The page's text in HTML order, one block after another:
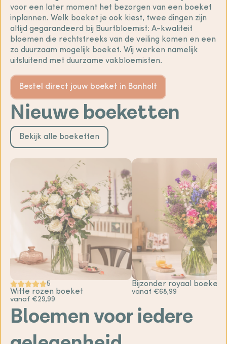
voor een later moment het bezorgen van een boeket
inplannen. Welk boeket je ook kiest, twee dingen zijn
altijd gegarandeerd bij Buurtbloemist: A-kwaliteit
bloemen die rechtstreeks van de veiling komen en een
zo duurzaam mogelijk boeket. Wij werken namelijk
uitsluitend met duurzame vakbloemisten.
Bestel direct jouw boeket in Banholt
Nieuwe boeketten
Bekijk alle boeketten
5
Witte rozen boeket
vanaf €29,99
Bijzonder royaal boeket
vanaf €68,99
Bloemen voor iedere